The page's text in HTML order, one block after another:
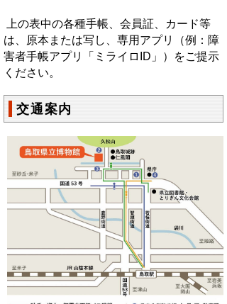
上の表中の各種手帳、会員証、カード等
は、原本または写し、専用アプリ（例：障
害者手帳アプリ「ミライロID」）をご提示
ください。
交通案内